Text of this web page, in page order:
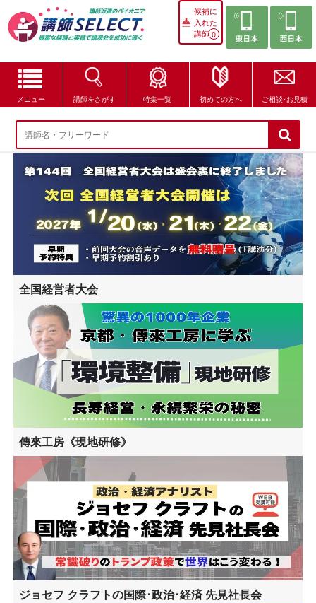
候補に
入れた
講師0
メニュー 講師をさがす 特集一覧 初めての方へ ご相談･お見積
講師をさがす
特集一覧
講師セレクトが選ばれる理由
ブログ・コラム
はじめての方へ
ご相談・お見積
全国経営者大会
傳來工房《現地研修》
ジョセフ クラフトの国際･政治･経済 先見社長会